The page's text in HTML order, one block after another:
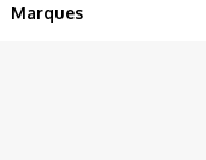
Marques